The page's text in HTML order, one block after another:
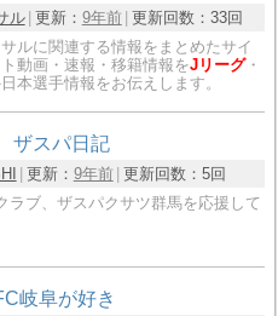
ル 更新： 9年前 更新回数： 33回
ルに関連する情報をまとめたサイ
動画・速報・移籍情報をJリーグ・
本選手情報をお伝えします。
ザスパ日記
更新： 9年前 更新回数： 5回
ラブ、ザスパクサツ群馬を応援して
岐阜が好き